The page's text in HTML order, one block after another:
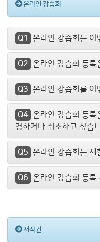
온라인 강습회
Q1 온라인 강습회는 어
Q2 온라인 강습회 등
Q3 온라인 강습회를 어
Q4 온라인 강습회 등록
경하거나 취소하고 싶습
Q5 온라인 강습회는 제
Q6 온라인 강습회 등록
저작권